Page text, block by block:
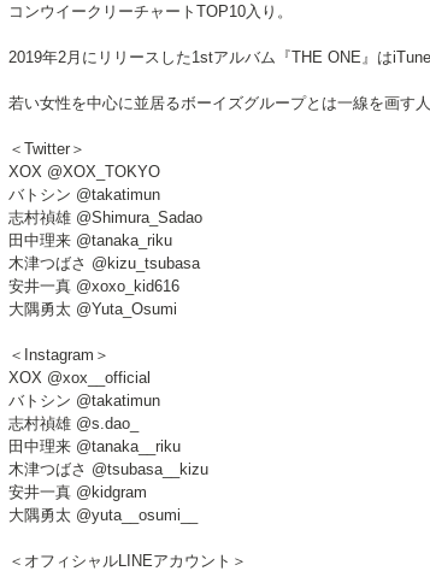
コンウイークリーチャートTOP10入り。
2019年2月にリリースした1stアルバム『THE ONE』は
若い女性を中心に並居るボーイズグループとは一線を画す人
＜Twitter＞
XOX @XOX_TOKYO
バトシン @takatimun
志村禎雄 @Shimura_Sadao
田中理来 @tanaka_riku
木津つばさ @kizu_tsubasa
安井一真 @xoxo_kid616
大隅勇太 @Yuta_Osumi
＜Instagram＞
XOX @xox__official
バトシン @takatimun
志村禎雄 @s.dao_
田中理来 @tanaka__riku
木津つばさ @tsubasa__kizu
安井一真 @kidgram
大隅勇太 @yuta__osumi__
＜オフィシャルLINEアカウント＞